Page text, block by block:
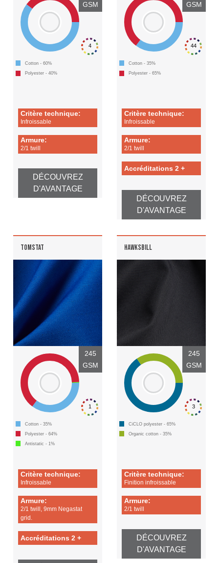
4
GSM
Cotton - 60%
Polyester - 40%
Critère technique:
Infroissable
Armure:
2/1 twill
DÉCOUVREZ
D'AVANTAGE
44
GSM
Cotton - 35%
Polyester - 65%
Critère technique:
Infroissable
Armure:
2/1 twill
Accréditations 2 +
DÉCOUVREZ
D'AVANTAGE
TOMSTAT
1
245
GSM
Cotton - 35%
Polyester - 64%
Antistatic - 1%
Critère technique:
Infroissable
Armure:
2/1 twill, 9mm Negastat
grid.
Accréditations 2 +
HAWKSBILL
3
245
GSM
CiCLO polyester - 65%
Organic cotton - 35%
Critère technique:
Finition infroissable
Armure:
2/1 twill
DÉCOUVREZ
D'AVANTAGE